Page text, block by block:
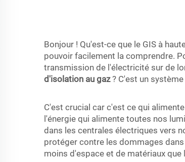
Bonjour ! Qu'est-ce que le GIS à
pouvoir facilement la comprendre.
transmission de l'électricité sur de
d'isolation au gaz? C'est un
C'est crucial car c'est ce qui
l'énergie qui alimente toutes nos
dans les centrales électriques vers
protéger contre les dommages
moins d'espace et de matériaux